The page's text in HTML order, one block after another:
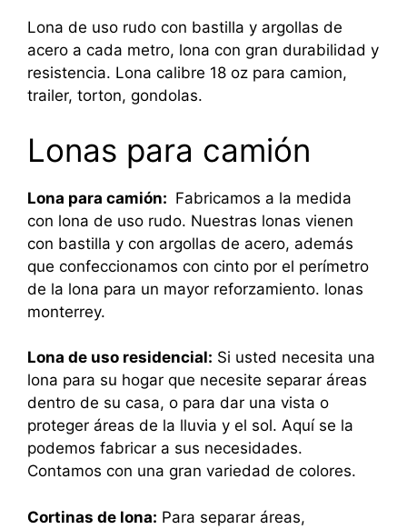
Lona de uso rudo con bastilla y argollas de
acero a cada metro, lona con gran durabilidad y
resistencia. Lona calibre 18 oz para camion,
trailer, torton, gondolas.
Lonas para camión
Lona para camión: Fabricamos a la medida
con lona de uso rudo. Nuestras lonas vienen
con bastilla y con argollas de acero, además
que confeccionamos con cinto por el perímetro
de la lona para un mayor reforzamiento. lonas
monterrey.
Lona de uso residencial: Si usted necesita una
lona para su hogar que necesite separar áreas
dentro de su casa, o para dar una vista o
proteger áreas de la lluvia y el sol. Aquí se la
podemos fabricar a sus necesidades.
Contamos con una gran variedad de colores.
Cortinas de lona: Para separar áreas,